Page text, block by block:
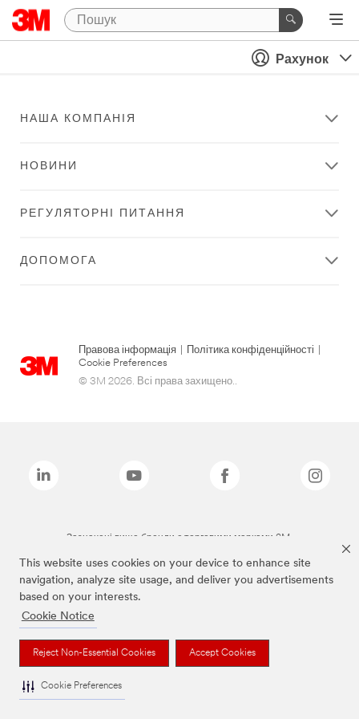
This website uses cookies on your device to enhance site
navigation, analyze site usage, and deliver you advertisements
based on your interests.
Cookie Notice
Reject Non-Essential Cookies Accept Cookies
Cookie Preferences
Рахунок
НАША КОМПАНІЯ
НОВИНИ
РЕГУЛЯТОРНІ ПИТАННЯ
ДОПОМОГА
Правова інформація Політика конфіденційності
Cookie Preferences
© 3M 2026. Всі права захищено..
Зазначені вище бренди є торговими марками 3M.